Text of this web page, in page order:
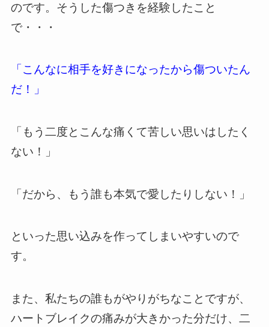
のです。そうした傷つきを経験したこと
で・・・
「こんなに相手を好きになったから傷ついたん
だ！」
「もう二度とこんな痛くて苦しい思いはしたく
ない！」
「だから、もう誰も本気で愛したりしない！」
といった思い込みを作ってしまいやすいので
す。
また、私たちの誰もがやりがちなことですが、
ハートブレイクの痛みが大きかった分だけ、二